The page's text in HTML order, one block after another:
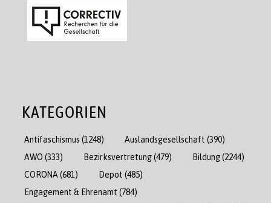
KATEGORIEN
Antifaschismus (1248) Auslandsgesellschaft (390)
AWO (333) Bezirksvertretung(479) Bildung(2244)
CORONA (681) Depot (485)
Engagement & Ehrenamt (784)